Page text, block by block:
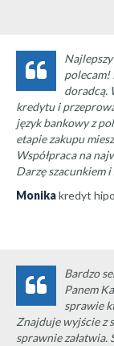
polecam!
doradcą.
kredytu i
język bankowy z
etapie zakupu
Współpraca na
Darzę szacunkiem
Monikakredyt
Bardzo
Panem
sprawie
Znajduje wyjście z
sprawnie załatwia.